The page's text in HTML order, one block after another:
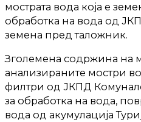
мострата вода која е
обработка на вода од
земена пред таложник.
Зголемена содржина на
анализираните мостри
филтри од ЈКПД
за обработка на вода,
вода од акумулација